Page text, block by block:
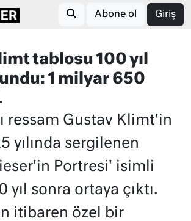
Abone ol Giriş
tablosu 100 yıl
1 milyar 650
ressam Gustav Klimt'in
yılında sergilenen
Portresi' isimli
yıl sonra ortaya çıktı.
itibaren özel bir